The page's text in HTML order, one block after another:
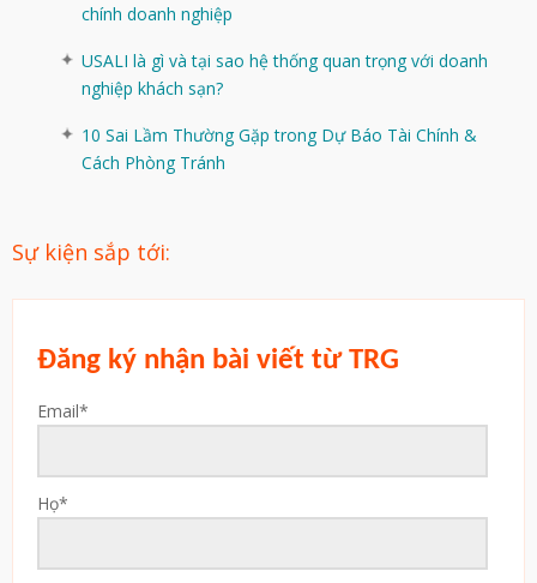
chính doanh nghiệp
USALI là gì và tại sao hệ thống quan trọng với doanh
nghiệp khách sạn?
10 Sai Lầm Thường Gặp trong Dự Báo Tài Chính &
Cách Phòng Tránh
Sự kiện sắp tới:
Đăng ký nhận bài viết từ TRG
Email*
Họ*